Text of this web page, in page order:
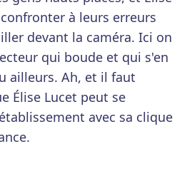
à leurs erreurs
devant la caméra. Ici on
qui boude et qui s'en
ailleurs. Ah, et il faut
Élise Lucet peut se
avec sa clique